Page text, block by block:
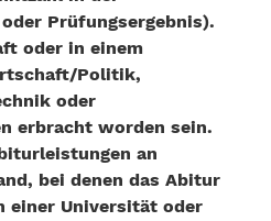
Prüfungsergebnis).
oder in einem
Politik,
oder
erbracht worden sein.
an
bei denen das Abitur
einer Universität oder